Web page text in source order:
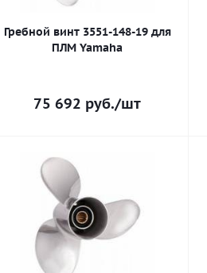
Гребной винт 3551-148-19 для
ПЛМ Yamaha
75 692 руб./шт